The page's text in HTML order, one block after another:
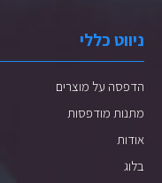
ניווט כללי
הדפסה על מוצרים
מתנות מודפסות
אודות
בלוג